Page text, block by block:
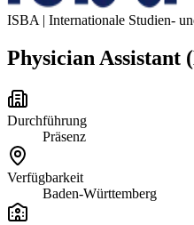
ISBA | Internationale Studien-
Physician Assistant
Durchführung
Präsenz
Verfügbarkeit
Baden-Württemberg